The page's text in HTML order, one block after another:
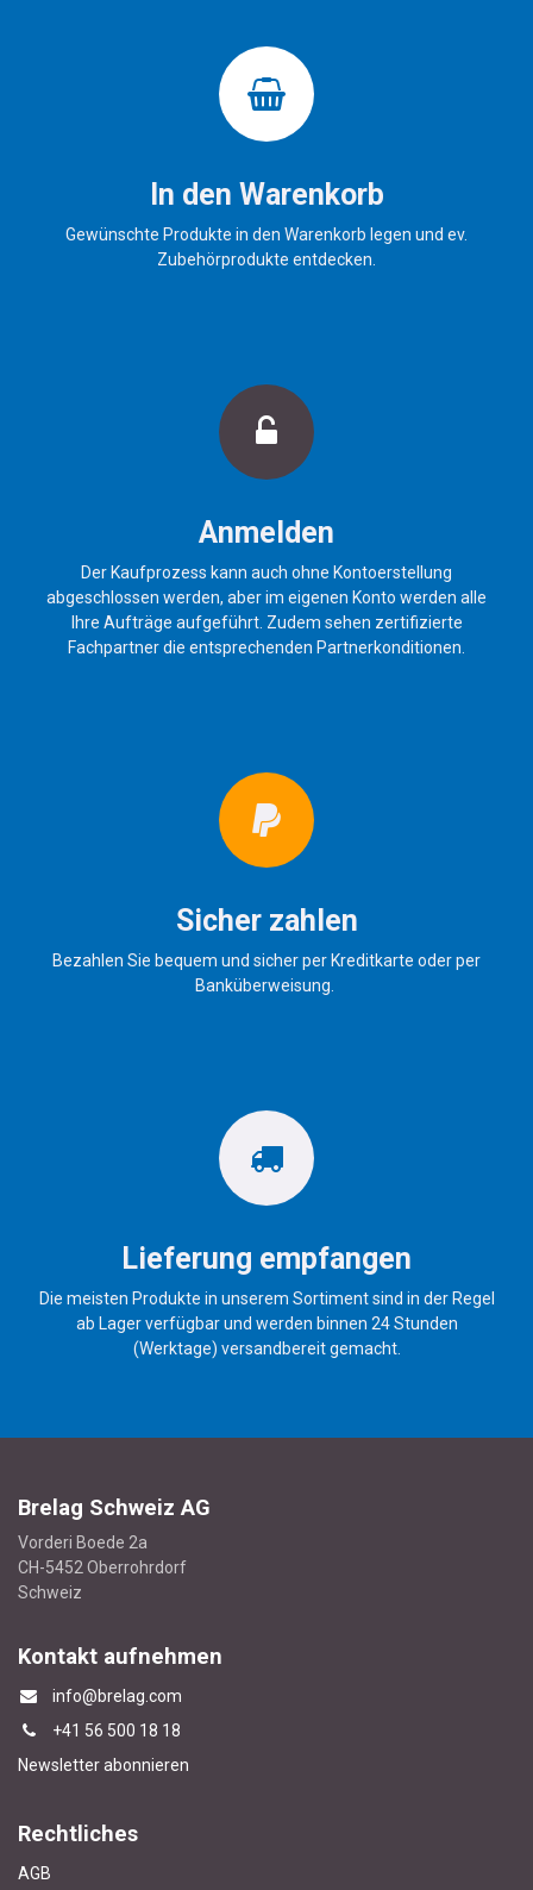
In den Warenkorb
Gewünschte Produkte in den Warenkorb legen und ev.
Zubehörprodukte entdecken.
Anmelden
Der Kaufprozess kann auch ohne Kontoerstellung
abgeschlossen werden, aber im eigenen Konto werden alle
Ihre Aufträge aufgeführt. Zudem sehen zertifizierte
Fachpartner die entsprechenden Partnerkonditionen.
Sicher zahlen
Bezahlen Sie bequem und sicher per Kreditkarte oder per
Banküberweisung.
Lieferung empfangen
Die meisten Produkte in unserem Sortiment sind in der Regel
ab Lager verfügbar und werden binnen 24 Stunden
(Werktage) versandbereit gemacht.
Brelag Schweiz AG
Vorderi Boede 2a
CH-5452 Oberrohrdorf
Schweiz
Kontakt aufnehmen
info@brelag.com
+41 56 500 18 18
Newsletter abonnieren
Rechtliches
AGB